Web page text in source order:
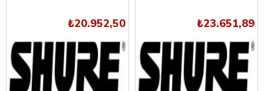
₺20.952,50 ₺23.651,89